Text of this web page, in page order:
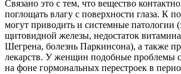
Связано это с тем, что вещество
поглощать влагу с поверхности глаза. К
могут приводить и системные патологии
щитовидной железы, недостаток
Шегрена, болезнь Паркинсона), а также
лекарств. У женщин подобные проблемы
на фоне гормональных перестроек в